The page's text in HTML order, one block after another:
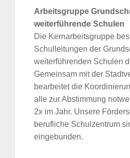
Arbeitsgruppe
weiterführende Schulen
Die Kernarbeitsgruppe
Schulleitungen der
weiterführenden Schulen
Gemeinsam mit der
bearbeitet die
alle zur Abstimmung
2x im Jahr. Unsere
berufliche Schulzentrum
eingebunden.